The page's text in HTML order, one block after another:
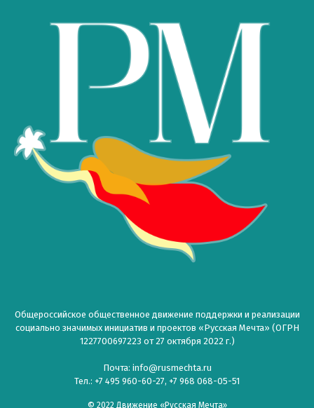
Общероссийское общественное движение поддержки и реализации
социально значимых инициатив и проектов «Русская Мечта» (ОГРН
1227700697223 от 27 октября 2022 г.)
Почта: info@rusmechta.ru
Тел.: +7 495 960-60-27, +7 968 068-05-51
© 2022 Движение «Русская Мечта»